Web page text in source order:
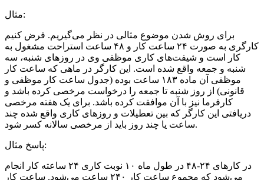
مثال:
برای روش شدن موضوع مثالی در نظر می‌گیریم. فرض کنیم
کارگری به صورت ۲۴ ساعت کار و ۴۸ ساعت استراحت مشغول به
کار است و شیفت‌های کاری موظفی وی در روزهای شنبه، سه
شنبه و جمعه واقع شده است. این کارگر در ماهی که ساعت کار
موظفی آن ماده ۱۸۳ ساعت بوده (جدول ساعت کار موظفی و
قانونی) از روز شنبه تا جمعه را درخواست مرخصی کرده باشد و
کارفرما نیز با آن موافقت کرده باشد. برای یک هفته مرخصی
دریافتی این کارگر که بین تعطیلات و روزهای کاری واقع شده چند
ساعت یا چند روز باید از مرخصی سالانه کسر شود.
پاسخ مثال:
در کارهای ۲۴-۴۸ در طول ماه ۱۰ نوبت کاری ۲۴ ساعته کار انجام
می‌شود که مجموع ساعت کار ۲۴۰ ساعت می‌شود. ساعت کار